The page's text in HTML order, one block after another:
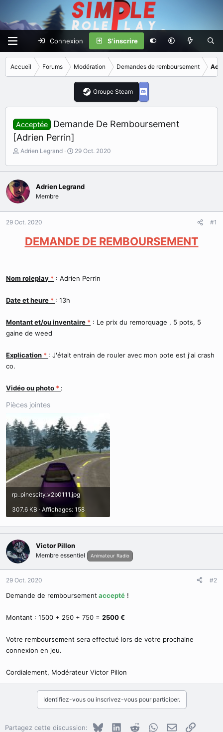
Connexion S'inscrire
Accueil Forums Modération Demandes de remboursement
Groupe Steam
Acceptée
Demande De Remboursement
[Adrien Perrin]
I
i
i
a
t
e
u
d
c
s
s
n
Adrien Legrand
D
t
d
é
t
29 Oct. 2020
Adrien Legrand
Membre
29 Oct. 2020 #1
DEMANDE DE REMBOURSEMENT
Nom roleplay * : Adrien Perrin
Date et heure * : 13h
Montant et/ou inventaire * : Le prix du remorquage , 5 pots, 5
gaine de weed
Explication * : J'était entrain de rouler avec mon pote est j'ai crash
co.
Vidéo ou photo * :
Pièces jointes
rp_pinescity_v2b0111.jpg
307.6 KB · Affichages: 158
Victor Pillon
Membre essentiel Animateur Radio
29 Oct. 2020 #2
Demande de remboursement accepté !
Montant : 1500 + 250 + 750 = 2500 €
Votre remboursement sera effectué lors de votre prochaine
connexion en jeu.
Cordialement, Modérateur Victor Pillon
Identifiez-vous ou inscrivez-vous pour participer.
Partagez cette discussion: BlueskyLinkedInRedditWhatsApp
E-mailCopier